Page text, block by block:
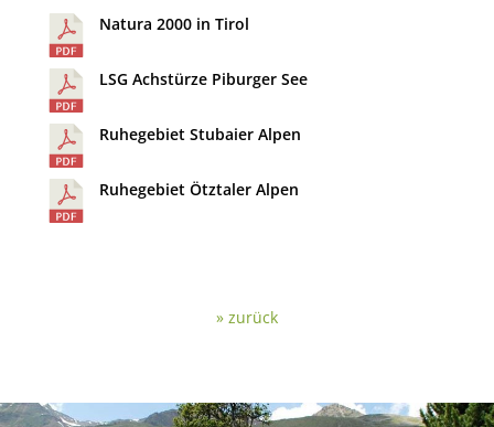
Natura 2000 in Tirol
LSG Achstürze Piburger See
Ruhegebiet Stubaier Alpen
Ruhegebiet Ötztaler Alpen
» zurück